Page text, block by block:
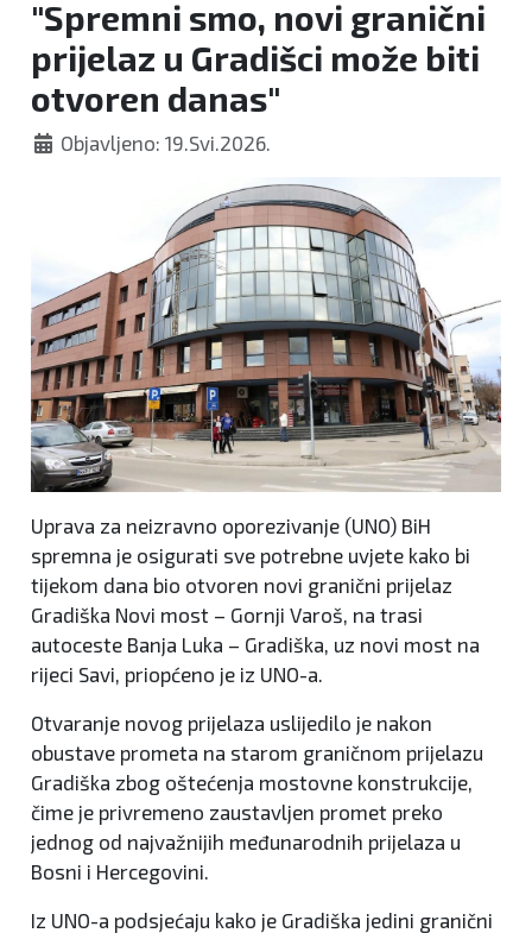
"Spremni smo, novi granični
prijelaz u Gradišci može biti
otvoren danas"
Objavljeno: 19.Svi.2026.
Uprava za neizravno oporezivanje (UNO) BiH
spremna je osigurati sve potrebne uvjete kako bi
tijekom dana bio otvoren novi granični prijelaz
Gradiška Novi most – Gornji Varoš, na trasi
autoceste Banja Luka – Gradiška, uz novi most na
rijeci Savi, priopćeno je iz UNO-a.
Otvaranje novog prijelaza uslijedilo je nakon
obustave prometa na starom graničnom prijelazu
Gradiška zbog oštećenja mostovne konstrukcije,
čime je privremeno zaustavljen promet preko
jednog od najvažnijih međunarodnih prijelaza u
Bosni i Hercegovini.
Iz UNO-a podsjećaju kako je Gradiška jedini granični